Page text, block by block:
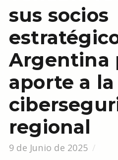
sus socios
Argentina
aporte a la
regional
9 de Junio de 2025